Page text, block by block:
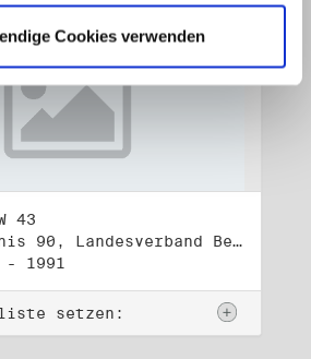
Cookies verwenden
43
Titel: Bündnis 90, Landesverband Berlin (1)
- 1991
setzen: